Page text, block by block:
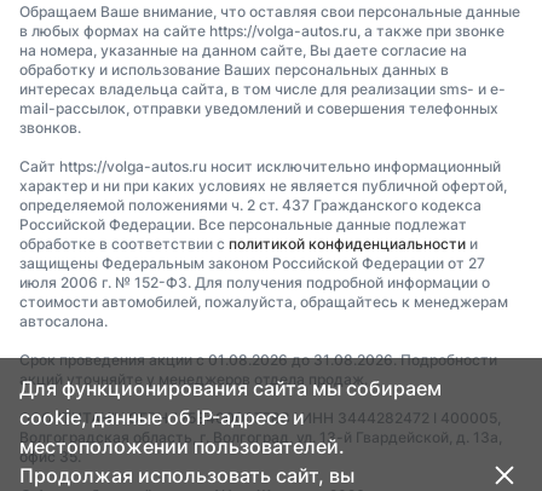
Обращаем Ваше внимание, что оставляя свои персональные данные
в любых формах на сайте https://volga-autos.ru, а также при звонке
на номера, указанные на данном сайте, Вы даете согласие на
обработку и использование Ваших персональных данных в
интересах владельца сайта, в том числе для реализации sms- и e-
mail-рассылок, отправки уведомлений и совершения телефонных
звонков.
Сайт https://volga-autos.ru носит исключительно информационный
характер и ни при каких условиях не является публичной офертой,
определяемой положениями ч. 2 ст. 437 Гражданского кодекса
Российской Федерации. Все персональные данные подлежат
обработке в соответствии с политикой конфиденциальности и
защищены Федеральным законом Российской Федерации от 27
июля 2006 г. № 152-ФЗ. Для получения подробной информации о
стоимости автомобилей, пожалуйста, обращайтесь к менеджерам
автосалона.
Срок проведения акции с 01.08.2026 до 31.08.2026. Подробности
акций уточняйте у менеджеров отдела продаж.
ООО "ТИТАН" I ОГРН 1253400007783 I ИНН 3444282472 I 400005,
Волгоградская область, г. Волгоград, ул. 13-й Гвардейской, д. 13а,
офис 35.
Для функционирования сайта мы собираем
cookie, данные об IP-адресе и
местоположении пользователей.
Продолжая использовать сайт, вы